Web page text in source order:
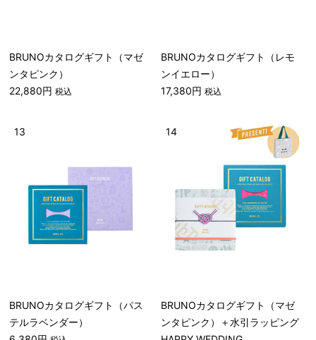
BRUNOカタログギフト（マゼ
ンタピンク）
22,880円税込
BRUNOカタログギフト（レモ
ンイエロー）
17,380円税込
BRUNOカタログギフト（パス
テルラベンダー）
13
BRUNOカタログギフト（マゼ
ンタピンク）＋水引ラッピング
14